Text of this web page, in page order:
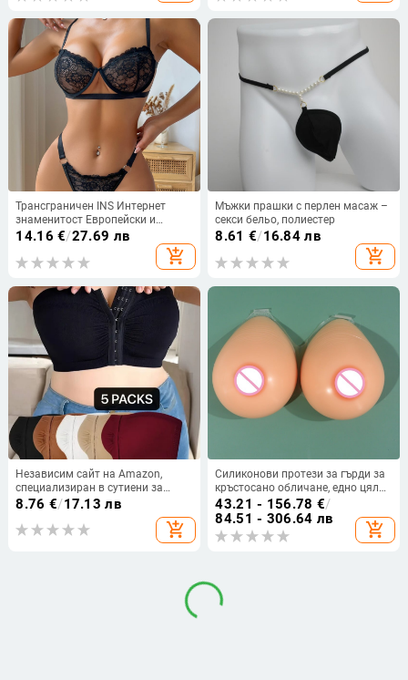
Трансграничен INS Интернет
знаменитост Европейски и
американски дантелен бродиран
перспективен секси бельо от 2
14.16 €/27.69 лв
add_shopping_cart
Мъжки прашки с перлен масаж –
секси бельо, полиестер
8.61 €/16.84 лв
add_shopping_cart
Независим сайт на Amazon,
специализиран в сутиени за
големи размери без презрамки, с
корсет и закопчаване отпред, с
пуш-ъп ефект и красив дизайн на
8.76 €/17.13 лв
add_shopping_cart
Силиконови протези за гърди за
кръстосано обличане, едно цяло
изделие, форма на капка вода
43.21 - 156.78 €/
84.51 - 306.64 лв
add_shopping_cart